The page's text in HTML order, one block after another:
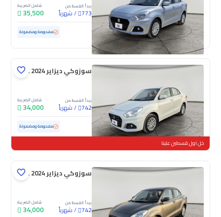
يبدأ القسط من
773
/شهرياً
شامل الضريبة
35,500
مستعملة 119,240 كم مفحوصة ومضمونة
سوزوكي ديزاير GL 2024
يبدأ القسط من
742
/شهرياً
شامل الضريبة
34,000
مستعملة 100,549 كم مفحوصة ومضمونة
خل اول قسطين علينا
سوزوكي ديزاير GL 2024
يبدأ القسط من
742
/شهرياً
شامل الضريبة
34,000